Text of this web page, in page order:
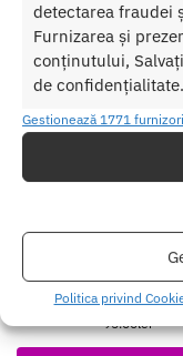
detectarea fraudei
Furnizarea și
conținutului,
de confidențialitate.
Gestionează 1771 furnizori
Politica privind
Spumant de Baie
225 ml
95.00lei